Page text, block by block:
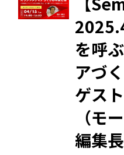
実践的
演いただ
ーカイブ
を呼
アづ
ゲス
（モ
編集長